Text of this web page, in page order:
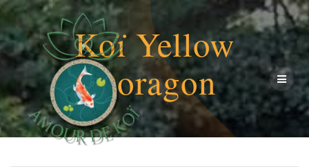
contenu
Koï Yellow
Doragon